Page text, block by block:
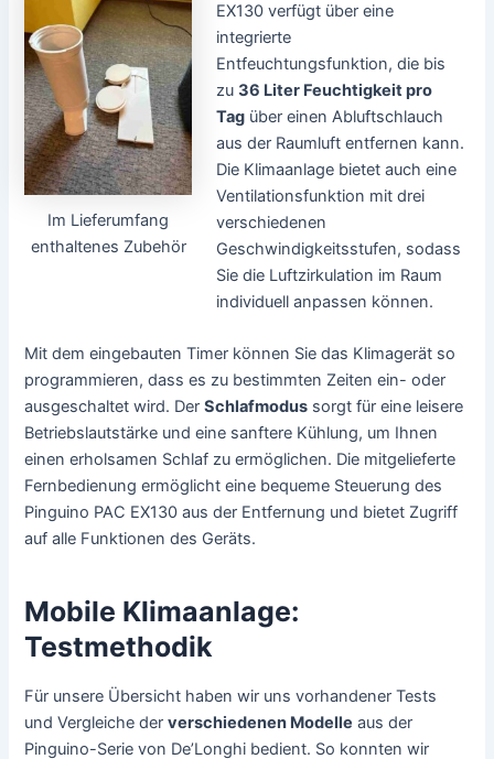
Im Lieferumfang
enthaltenes Zubehör
EX130 verfügt über eine
integrierte
Entfeuchtungsfunktion, die bis
zu36 Liter Feuchtigkeit pro
Tag über einen Abluftschlauch
aus der Raumluft entfernen kann.
Die Klimaanlage bietet auch eine
Ventilationsfunktion mit drei
verschiedenen
Geschwindigkeitsstufen, sodass
Sie die Luftzirkulation im Raum
individuell anpassen können.
Mit dem eingebauten Timer können Sie das Klimagerät so
programmieren, dass es zu bestimmten Zeiten ein- oder
ausgeschaltet wird. DerSchlafmodus sorgt für eine leisere
Betriebslautstärke und eine sanftere Kühlung, um Ihnen
einen erholsamen Schlaf zu ermöglichen. Die mitgelieferte
Fernbedienung ermöglicht eine bequeme Steuerung des
Pinguino PAC EX130 aus der Entfernung und bietet Zugriff
auf alle Funktionen des Geräts.
Mobile Klimaanlage:
Testmethodik
Für unsere Übersicht haben wir uns vorhandener Tests
und Vergleiche derverschiedenen Modelle aus der
Pinguino-Serie von De’Longhi bedient. So konnten wir